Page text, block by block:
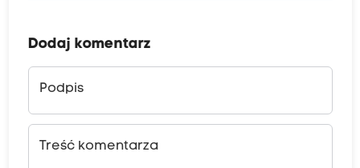
Dodaj komentarz
Podpis
Treść komentarza